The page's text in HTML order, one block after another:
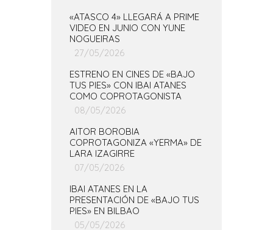
«ATASCO 4» LLEGARÁ A PRIME
VIDEO EN JUNIO CON YUNE
NOGUEIRAS
27/05/2026
ESTRENO EN CINES DE «BAJO
TUS PIES» CON IBAI ATANES
COMO COPROTAGONISTA
08/05/2026
AITOR BOROBIA
COPROTAGONIZA «YERMA» DE
LARA IZAGIRRE
07/05/2026
IBAI ATANES EN LA
PRESENTACIÓN DE «BAJO TUS
PIES» EN BILBAO
05/05/2026